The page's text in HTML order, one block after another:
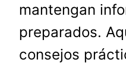
mantengan
preparados.
consejos